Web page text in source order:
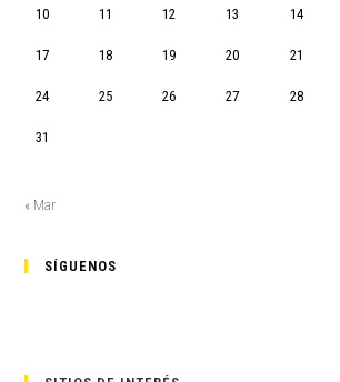
10 11 12 13 14
17 18 19 20 21
24 25 26 27 28
31
« Mar
SÍGUENOS